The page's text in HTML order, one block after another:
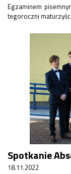
Egzaminem
tegoroczni
Spotkanie
18.11.2022